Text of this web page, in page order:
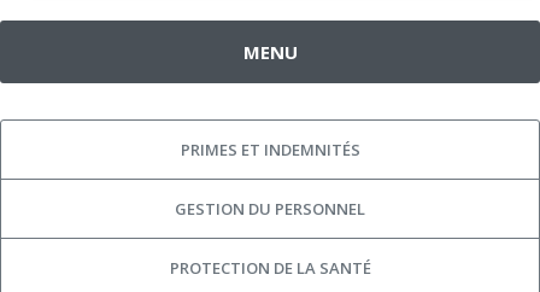
MENU
PRIMES ET INDEMNITÉS
GESTION DU PERSONNEL
PROTECTION DE LA SANTÉ